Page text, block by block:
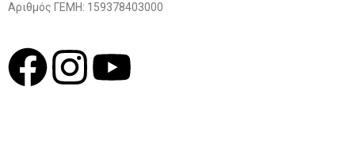
Αριθμός ΓΕΜΗ: 159378403000